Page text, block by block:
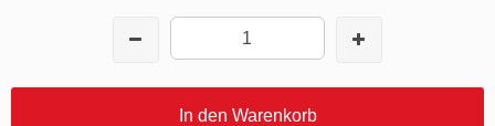
In den Warenkorb